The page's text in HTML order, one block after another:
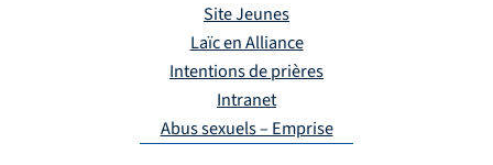
Site Jeunes
Laïc en Alliance
Intentions de prières
Intranet
Abus sexuels – Emprise